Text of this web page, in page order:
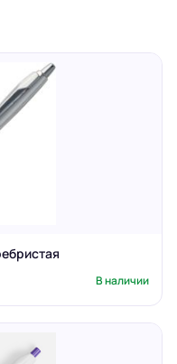
В наличии